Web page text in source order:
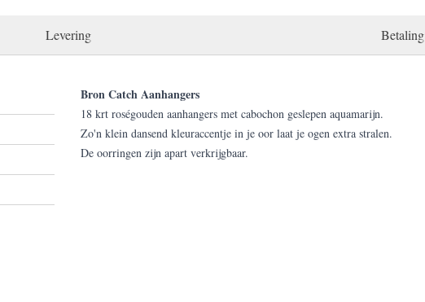
Bron Catch Aanhangers
18 krt roségouden aanhangers met cabochon geslepen aquamarijn.
Zo'n klein dansend kleuraccentje in je oor laat je ogen extra stralen.
De oorringen zijn apart verkrijgbaar.
Levering Betaling